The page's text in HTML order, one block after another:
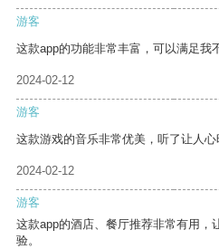
游客
这款app的功能非常丰富，可以满足我
2024-02-12
游客
这款游戏的音乐非常优美，听了让人心
2024-02-12
游客
这款app的酒店、餐厅推荐非常有用，
验。